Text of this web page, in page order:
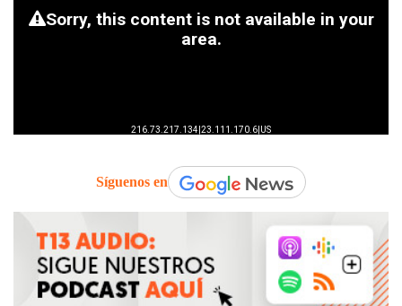
Síguenos en